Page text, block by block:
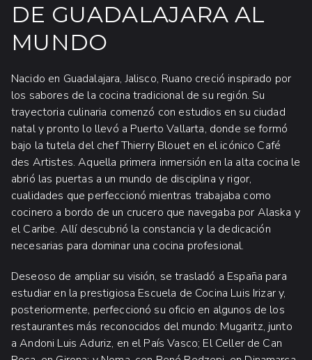
DE GUADALAJARA AL
MUNDO
Nacido en Guadalajara, Jalisco, Ruano creció inspirado por
los sabores de la cocina tradicional de su región. Su
trayectoria culinaria comenzó con estudios en su ciudad
natal y pronto lo llevó a Puerto Vallarta, donde se formó
bajo la tutela del chef Thierry Blouet en el icónico Café
des Artistes. Aquella primera inmersión en la alta cocina le
abrió las puertas a un mundo de disciplina y rigor,
cualidades que perfeccionó mientras trabajaba como
cocinero a bordo de un crucero que navegaba por Alaska y
el Caribe. Allí descubrió la constancia y la dedicación
necesarias para dominar una cocina profesional.
Deseoso de ampliar su visión, se trasladó a España para
estudiar en la prestigiosa Escuela de Cocina Luis Irizar y,
posteriormente, perfeccionó su oficio en algunos de los
restaurantes más reconocidos del mundo: Mugaritz, junto
a Andoni Luis Aduriz, en el País Vasco; El Celler de Can